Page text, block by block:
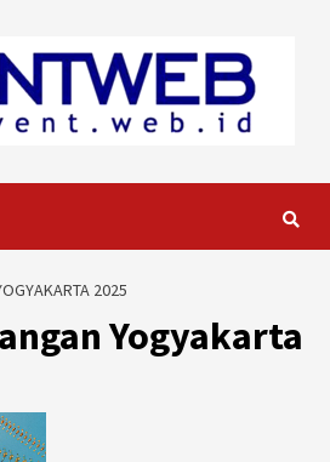
2025
Yogyakarta